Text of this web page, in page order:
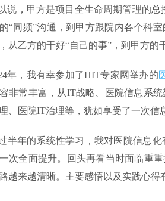
说，甲方是项目全生命周期管理的
“同频”沟通，到甲方跟院内各个科
从乙方的干好“自己的事”，到甲方的
年，我有幸参加了HIT专家网举办的
非常丰富，从IT战略、医院信息系
、医院IT治理等，犹如享受了一次信
半年的系统性学习，我对医院信息
次全面提升。回头再看当时面临重
越来越清晰。主要感悟以及实践心得